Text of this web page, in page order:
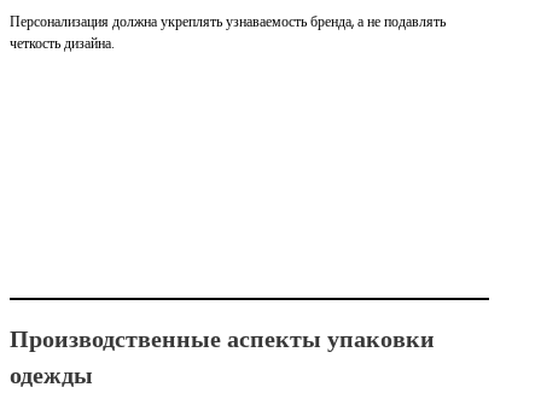
Персонализация должна укреплять узнаваемость бренда, а не подавлять
четкость дизайна.
Производственные аспекты упаковки
одежды